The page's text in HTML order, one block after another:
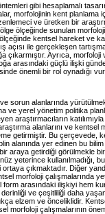
gibi hesaplamalı
morfolojinin kent
ve üretken bir
ölçeğinde sunulan
kentsel hareket ve
açısı ile gerçekleşen
çıkarmıştır. Ayrıca,
arasındaki güçlü ilişki
önemli bir rol oynadığı
sorun alanlarında
ve yerel yönetim politika
araştırmacıların
alanlarını ve kentsel
getirmiştir. Bu çerçevede,
alanında yer edinen bu bilim
araya getirdiği görülmekle
yeterince kullanılmadığı,
çıkmaktadır. Diğer
morfoloji çalışmalarında
arasındaki ilişkiyi hem
derinliği ve çeşitliliği daha
elzem ve önceliklidir.
morfoloji çalışmalarının